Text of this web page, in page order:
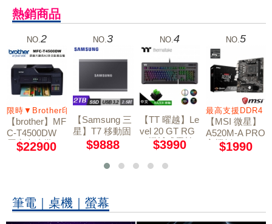
熱銷商品
入
NO. 2
限時▼Brother印表機送星巴克1張
【brother】MF
C-T4500DW
原廠大連供A3
多功能複合機
$22900
NO.3
【Samsung 三
星】T7 移動固
態硬碟 外接SS
$9888
NO. 4
【TT 曜越】Le
vel 20 GT RG
B 機械式雷蛇
軸電競鍵盤
$3990
NO.5
最高支援DDR4
【MSI 微星】
A520M-A PRO
主機板
$1990
筆電｜桌機｜螢幕